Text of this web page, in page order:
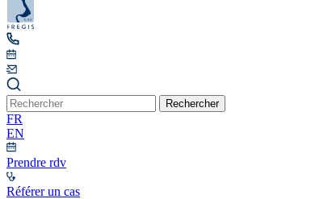
Rechercher
FR
EN
Prendre rdv
Référer un cas